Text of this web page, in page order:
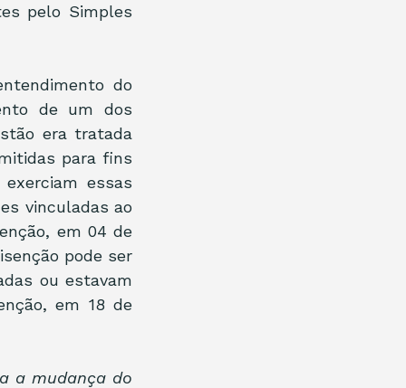
pelo Simples
do
de um dos
era tratada
para fins
essas
vinculadas ao
em 04 de
pode ser
ou estavam
em 18 de
a mudança do